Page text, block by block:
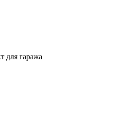
для гаража